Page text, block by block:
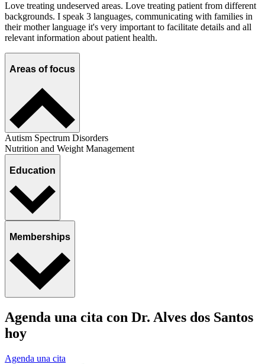
Love treating undeserved areas. Love treating patient from different
backgrounds. I speak 3 languages, communicating with families in
their mother language it's very important to facilitate details and all
relevant information about patient health.
Areas of focus
Autism Spectrum Disorders
Nutrition and Weight Management
Education
Memberships
Agenda una cita con Dr. Alves dos Santos
hoy
Agenda una cita